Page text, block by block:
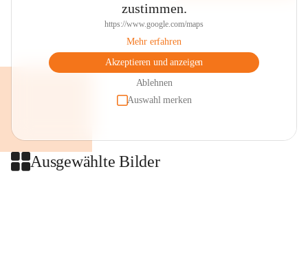
zustimmen.
https://www.google.com/maps
Mehr erfahren
Akzeptieren und anzeigen
Ablehnen
Auswahl merken
Ausgewählte Bilder